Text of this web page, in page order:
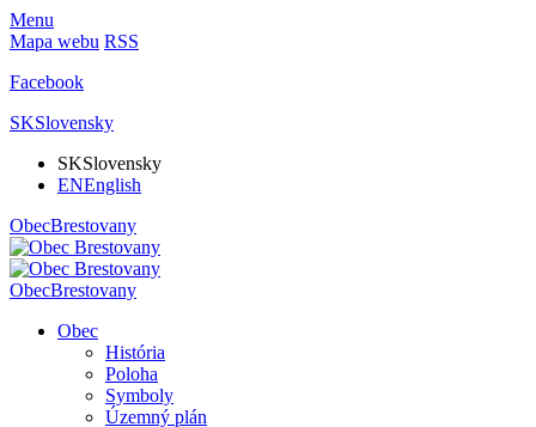
Menu
Mapa webu RSS
Facebook
SKSlovensky
SKSlovensky
ENEnglish
ObecBrestovany
ObecBrestovany
Obec
História
Poloha
Symboly
Územný plán